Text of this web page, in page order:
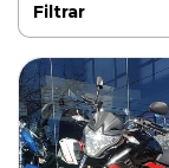
Filtrar